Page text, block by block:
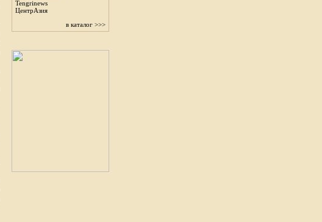
Tengrinews
ЦентрАзия
в каталог >>>